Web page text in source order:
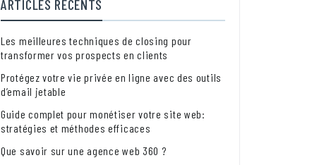
ARTICLES RÉCENTS
Les meilleures techniques de closing pour
transformer vos prospects en clients
Protégez votre vie privée en ligne avec des outils
d’email jetable
Guide complet pour monétiser votre site web:
stratégies et méthodes efficaces
Que savoir sur une agence web 360 ?